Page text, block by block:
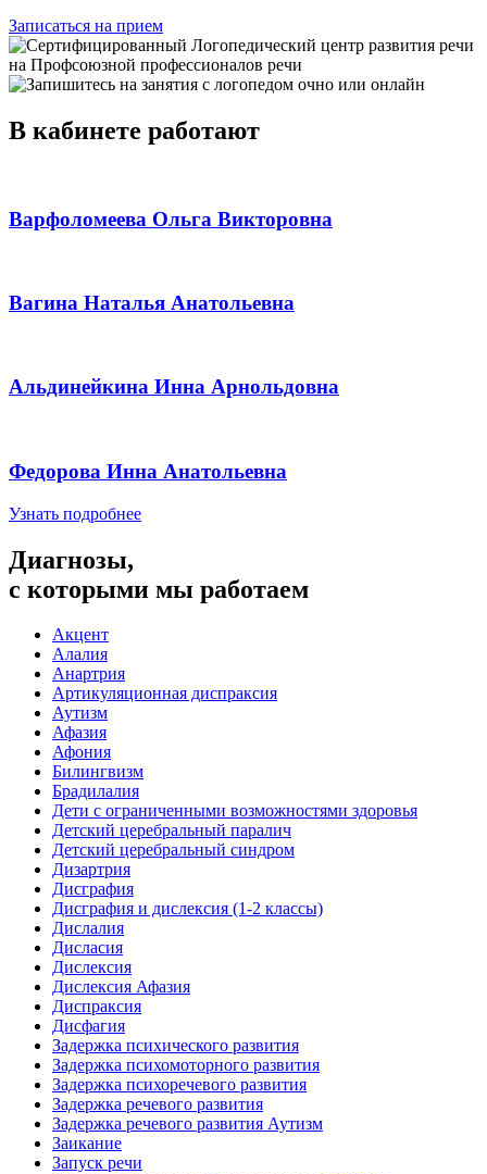
Записаться на прием
В кабинете работают
Варфоломеева Ольга Викторовна
Вагина Наталья Анатольевна
Альдинейкина Инна Арнольдовна
Федорова Инна Анатольевна
Узнать подробнее
Диагнозы,
с которыми мы работаем
Акцент
Алалия
Анартрия
Артикуляционная диспраксия
Аутизм
Афазия
Афония
Билингвизм
Брадилалия
Дети с ограниченными возможностями здоровья
Детский церебральный паралич
Детский церебральный синдром
Дизартрия
Дисграфия
Дисграфия и дислексия (1-2 классы)
Дислалия
Дисласия
Дислексия
Дислексия Афазия
Диспраксия
Дисфагия
Задержка психического развития
Задержка психомоторного развития
Задержка психоречевого развития
Задержка речевого развития
Задержка речевого развития Аутизм
Заикание
Запуск речи